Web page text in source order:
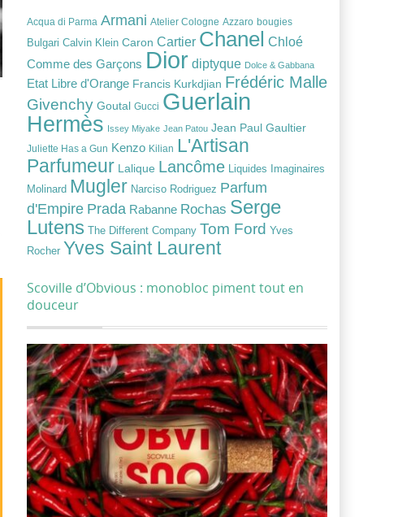
Acqua di Parma Armani Atelier Cologne Azzaro bougies
Bulgari Calvin Klein Caron Cartier Chanel Chloé
Comme des Garçons Dior diptyque Dolce & Gabbana
Etat Libre d'Orange Francis Kurkdjian Frédéric Malle
Givenchy Goutal Gucci Guerlain
Hermès Issey Miyake Jean Patou Jean Paul Gaultier
Juliette Has a Gun Kenzo Kilian L'Artisan
Parfumeur Lalique Lancôme Liquides Imaginaires
Molinard Mugler Narciso Rodriguez Parfum
d'Empire Prada Rabanne Rochas Serge
Lutens
The Different Company Tom Ford Yves
Rocher Yves Saint Laurent
Scoville d’Obvious : monobloc piment tout en
douceur